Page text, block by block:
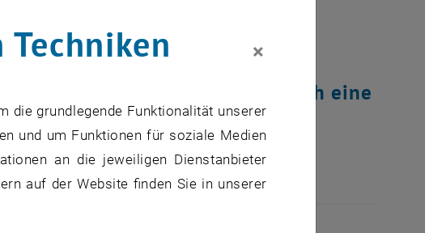
in Österreich wird durch eine
findet eine nationale
×
die grundlegende Funktionalität unserer
und um Funktionen für soziale Medien
an die jeweiligen Dienstanbieter
auf der Website finden Sie in unserer